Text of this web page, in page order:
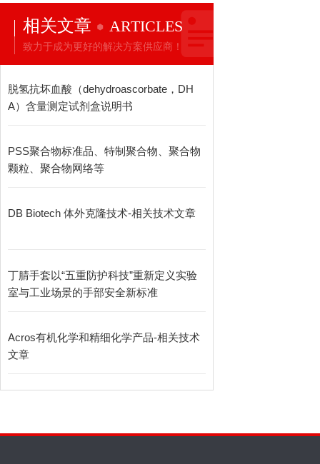
相关文章 ARTICLES
致力于成为更好的解决方案供应商！
脱氢抗坏血酸（dehydroascorbate，DH
A）含量测定试剂盒说明书
PSS聚合物标准品、特制聚合物、聚合物
颗粒、聚合物网络等
DB Biotech 体外克隆技术-相关技术文章
丁腈手套以“五重防护科技”重新定义实验
室与工业场景的手部安全新标准
Acros有机化学和精细化学产品-相关技术
文章